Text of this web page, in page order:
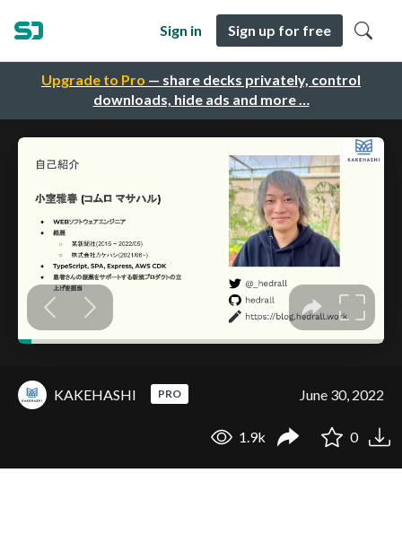
Upgrade to Pro — share decks privately, control
downloads, hide ads and more …
Sign in Sign up for free
KAKEHASHI PRO June 30, 2022
1.9k 0